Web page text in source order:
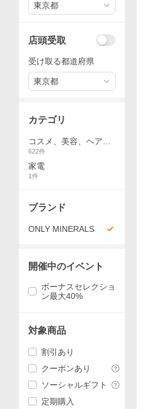
東京都
店頭受取
受け取る都道府県
東京都
カテゴリ
コスメ、美容、ヘアケ
ア
622件
家電
1件
ブランド
ONLY MINERALS
開催中のイベント
ボーナスセレクショ
ン最大40%
対象商品
割引あり
クーポンあり
ソーシャルギフト
定期購入